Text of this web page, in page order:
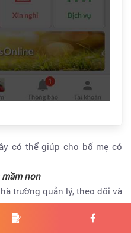
có thể giúp cho bố mẹ có
non
trường quản lý, theo dõi và
1 bé sẽ được lập tối đa 5